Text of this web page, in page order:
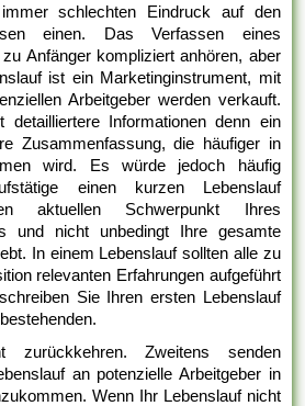
schlechten Eindruck auf den
einen. Das Verfassen eines
Anfänger kompliziert anhören, aber
ist ein Marketinginstrument, mit
Arbeitgeber werden verkauft.
detailliertere Informationen denn ein
Zusammenfassung, die häufiger in
wird. Es würde jedoch häufig
einen kurzen Lebenslauf
aktuellen Schwerpunkt Ihres
und nicht unbedingt Ihre gesamte
In einem Lebenslauf sollten alle zu
relevanten Erfahrungen aufgeführt
Sie Ihren ersten Lebenslauf
zurückkehren. Zweitens senden
an potenzielle Arbeitgeber in
Wenn Ihr Lebenslauf nicht